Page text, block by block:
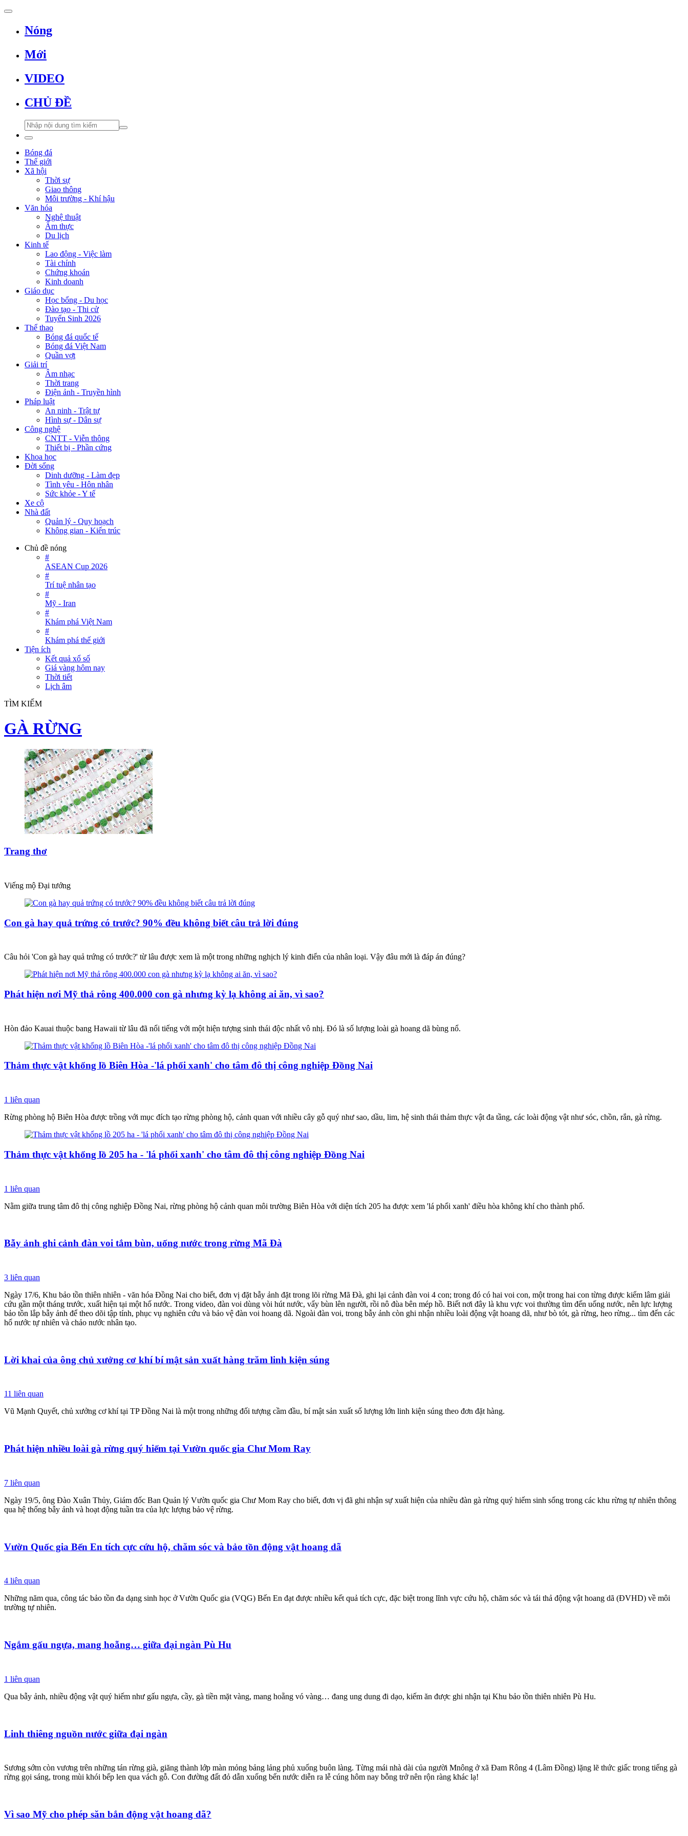
Nóng
Mới
VIDEO
CHỦ ĐỀ
Bóng đá
Thế giới
Xã hội
Thời sự
Giao thông
Môi trường - Khí hậu
Văn hóa
Nghệ thuật
Ẩm thực
Du lịch
Kinh tế
Lao động - Việc làm
Tài chính
Chứng khoán
Kinh doanh
Giáo dục
Học bổng - Du học
Đào tạo - Thi cử
Tuyển Sinh 2026
Thể thao
Bóng đá quốc tế
Bóng đá Việt Nam
Quần vợt
Giải trí
Âm nhạc
Thời trang
Điện ảnh - Truyền hình
Pháp luật
An ninh - Trật tự
Hình sự - Dân sự
Công nghệ
CNTT - Viễn thông
Thiết bị - Phần cứng
Khoa học
Đời sống
Dinh dưỡng - Làm đẹp
Tình yêu - Hôn nhân
Sức khỏe - Y tế
Xe cộ
Nhà đất
Quản lý - Quy hoạch
Không gian - Kiến trúc
Chủ đề nóng
#
ASEAN Cup 2026
#
Trí tuệ nhân tạo
#
Mỹ - Iran
#
Khám phá Việt Nam
#
Khám phá thế giới
Tiện ích
Kết quả xổ số
Giá vàng hôm nay
Thời tiết
Lịch âm
TÌM KIẾM
GÀ RỪNG
Trang thơ
Viếng mộ Đại tướng
Con gà hay quả trứng có trước? 90% đều không biết câu trả lời đúng
Câu hỏi 'Con gà hay quả trứng có trước?' từ lâu được xem là một trong những nghịch lý kinh điển của nhân loại. Vậy đâu mới là đáp án đúng?
Phát hiện nơi Mỹ thả rông 400.000 con gà nhưng kỳ lạ không ai ăn, vì sao?
Hòn đảo Kauai thuộc bang Hawaii từ lâu đã nổi tiếng với một hiện tượng sinh thái độc nhất vô nhị. Đó là số lượng loài gà hoang dã bùng nổ.
Thảm thực vật khổng lồ Biên Hòa -'lá phổi xanh' cho tâm đô thị công nghiệp Đồng Nai
1 liên quan
Rừng phòng hộ Biên Hòa được trồng với mục đích tạo rừng phòng hộ, cảnh quan với nhiều cây gỗ quý như sao, dầu, lim, hệ sinh thái thảm thực vật đa tầng, các loài động vật như sóc, chồn, rắn, gà rừng.
Thảm thực vật khổng lồ 205 ha - 'lá phổi xanh' cho tâm đô thị công nghiệp Đồng Nai
1 liên quan
Nằm giữa trung tâm đô thị công nghiệp Đồng Nai, rừng phòng hộ cảnh quan môi trường Biên Hòa với diện tích 205 ha được xem 'lá phổi xanh' điều hòa không khí cho thành phố.
Bẫy ảnh ghi cảnh đàn voi tắm bùn, uống nước trong rừng Mã Đà
3 liên quan
Ngày 17/6, Khu bảo tồn thiên nhiên - văn hóa Đồng Nai cho biết, đơn vị đặt bẫy ảnh đặt trong lõi rừng Mã Đà, ghi lại cảnh đàn voi 4 con; trong đó có hai voi con, một trong hai con từng được kiểm lâm giải
cứu gần một tháng trước, xuất hiện tại một hố nước. Trong video, đàn voi dùng vòi hút nước, vẩy bùn lên người, rồi nô đùa bên mép hồ. Biết nơi đây là khu vực voi thường tìm đến uống nước, nên lực lượng
bảo tồn lắp bẫy ảnh để theo dõi tập tính, phục vụ nghiên cứu và bảo vệ đàn voi hoang dã. Ngoài đàn voi, trong bẫy ảnh còn ghi nhận nhiều loài động vật hoang dã, như bò tót, gà rừng, heo rừng... tìm đến các
hố nước tự nhiên và chảo nước nhân tạo.
Lời khai của ông chủ xưởng cơ khí bí mật sản xuất hàng trăm linh kiện súng
11 liên quan
Vũ Mạnh Quyết, chủ xưởng cơ khí tại TP Đồng Nai là một trong những đối tượng cầm đầu, bí mật sản xuất số lượng lớn linh kiện súng theo đơn đặt hàng.
Phát hiện nhiều loài gà rừng quý hiếm tại Vườn quốc gia Chư Mom Ray
7 liên quan
Ngày 19/5, ông Đào Xuân Thủy, Giám đốc Ban Quản lý Vườn quốc gia Chư Mom Ray cho biết, đơn vị đã ghi nhận sự xuất hiện của nhiều đàn gà rừng quý hiếm sinh sống trong các khu rừng tự nhiên thông
qua hệ thống bẫy ảnh và hoạt động tuần tra của lực lượng bảo vệ rừng.
Vườn Quốc gia Bến En tích cực cứu hộ, chăm sóc và bảo tồn động vật hoang dã
4 liên quan
Những năm qua, công tác bảo tồn đa dạng sinh học ở Vườn Quốc gia (VQG) Bến En đạt được nhiều kết quả tích cực, đặc biệt trong lĩnh vực cứu hộ, chăm sóc và tái thả động vật hoang dã (ĐVHD) về môi
trường tự nhiên.
Ngắm gấu ngựa, mang hoẵng… giữa đại ngàn Pù Hu
1 liên quan
Qua bẫy ảnh, nhiều động vật quý hiếm như gấu ngựa, cầy, gà tiền mặt vàng, mang hoẵng vó vàng… đang ung dung đi dạo, kiếm ăn được ghi nhận tại Khu bảo tồn thiên nhiên Pù Hu.
Linh thiêng nguồn nước giữa đại ngàn
Sương sớm còn vương trên những tán rừng già, giăng thành lớp màn mỏng bảng lảng phủ xuống buôn làng. Từng mái nhà dài của người Mnông ở xã Đam Rông 4 (Lâm Đồng) lặng lẽ thức giấc trong tiếng gà
rừng gọi sáng, trong mùi khói bếp len qua vách gỗ. Con đường đất đỏ dẫn xuống bến nước diễn ra lễ cúng hôm nay bỗng trở nên rộn ràng khác lạ!
Vì sao Mỹ cho phép săn bắn động vật hoang dã?